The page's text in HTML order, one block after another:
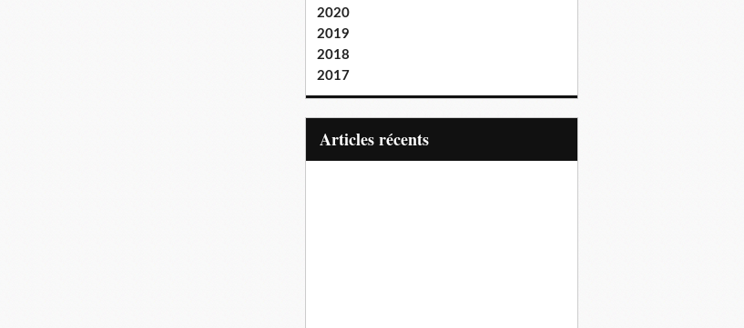
2020
2019
2018
2017
articles récents